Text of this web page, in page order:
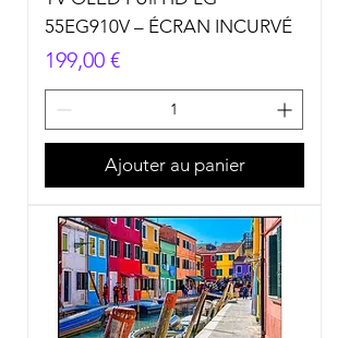
55EG910V – ÉCRAN INCURVÉ
Prix
199,00 €
Ajouter au panier